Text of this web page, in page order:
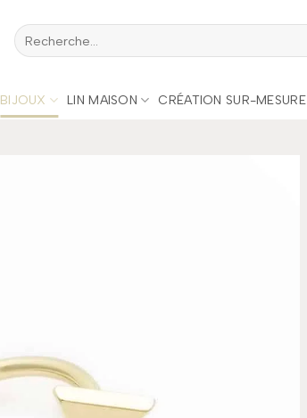
Recherche
pour :
BIJOUX LIN MAISON CRÉATION SUR-MESURE